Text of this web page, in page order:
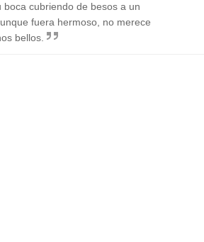
cubriendo de besos a un
fuera hermoso, no merece
bellos.